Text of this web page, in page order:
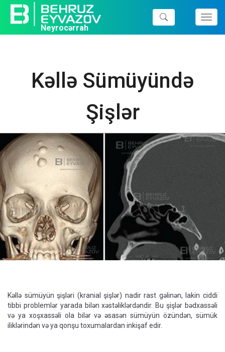
Neyrocərrah
Kəllə Sümüyündə
Şişlər
Kəllə sümüyün şişləri (kranial şişlər) nadir rast gəlinən, lakin ciddi
tibbi problemlər yarada bilən xəstəliklərdəndir. Bu şişlər bədxassəli
və ya xoşxassəli ola bilər və əsasən sümüyün özündən, sümük
iliklərindən və ya qonşu toxumalardan inkişaf edir.